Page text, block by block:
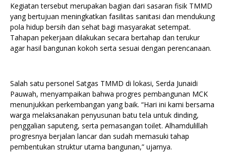
Kegiatan tersebut merupakan bagian dari sasaran fisik TMMD
yang bertujuan meningkatkan fasilitas sanitasi dan mendukung
pola hidup bersih dan sehat bagi masyarakat setempat.
Tahapan pekerjaan dilakukan secara bertahap dan terukur
agar hasil bangunan kokoh serta sesuai dengan perencanaan.
Salah satu personel Satgas TMMD di lokasi, Serda Junaidi
Pauwah, menyampaikan bahwa progres pembangunan MCK
menunjukkan perkembangan yang baik. “Hari ini kami bersama
warga melaksanakan penyusunan batu tela untuk dinding,
penggalian saputeng, serta pemasangan toilet. Alhamdulillah
progresnya berjalan lancar dan sudah memasuki tahap
pembentukan struktur utama bangunan,” ujarnya.